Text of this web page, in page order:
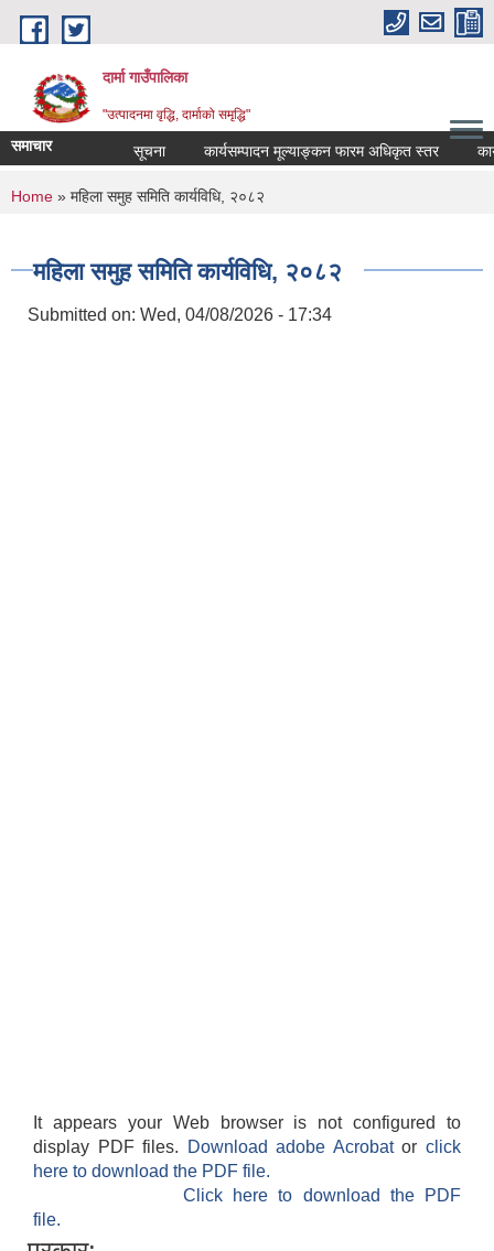
Skip to main content
दार्मा गाउँपालिका
"उत्पादनमा वृद्धि, दार्माको समृद्धि"
समाचार कार्यसम्पादन मूल्याङ्कन फारम अधिकृत स्तर
You are here
Home » महिला समुह समिति कार्यविधि, २०८२
महिला समुह समिति कार्यविधि, २०८२
Submitted on: Wed, 04/08/2026 - 17:34
It appears your Web browser is not configured to
display PDF files.
Download adobe Acrobatorclick
here to download the PDF file.
Click here to download the PDF
file.